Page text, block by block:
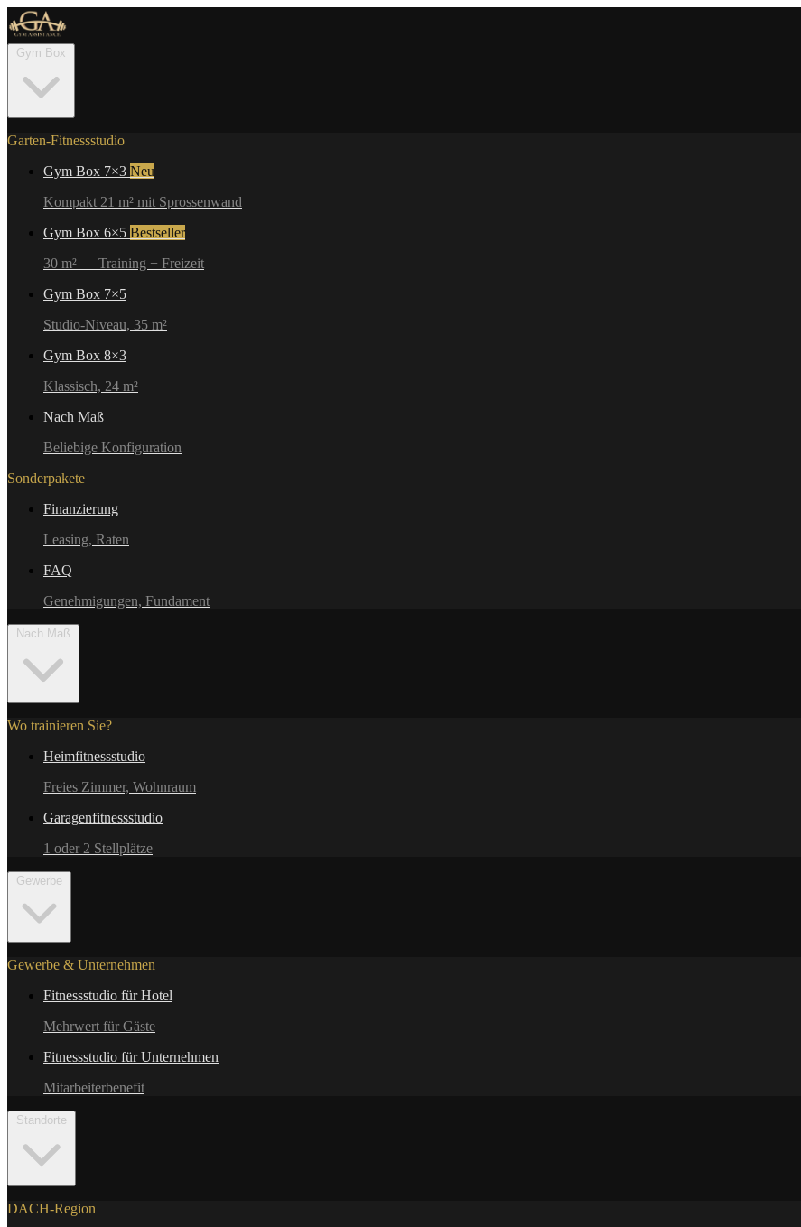
Garten-Fitnessstudio
Gym Box 7×3 Neu
Kompakt 21 m² mit Sprossenwand
Gym Box 6×5 Bestseller
30 m² — Training + Freizeit
Gym Box 7×5
Studio-Niveau, 35 m²
Gym Box 8×3
Klassisch, 24 m²
Nach Maß
Beliebige Konfiguration
Sonderpakete
Finanzierung
Leasing, Raten
FAQ
Genehmigungen, Fundament
Wo trainieren Sie?
Heimfitnessstudio
Freies Zimmer, Wohnraum
Garagenfitnessstudio
1 oder 2 Stellplätze
Gewerbe & Unternehmen
Fitnessstudio für Hotel
Mehrwert für Gäste
Fitnessstudio für Unternehmen
Mitarbeiterbenefit
DACH-Region